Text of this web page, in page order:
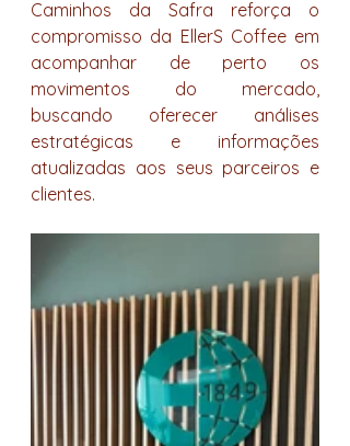
Caminhos da Safra reforça o
compromisso da EllerS Coffee em
acompanhar de perto os
movimentos do mercado,
buscando oferecer análises
estratégicas e informações
atualizadas aos seus parceiros e
clientes.